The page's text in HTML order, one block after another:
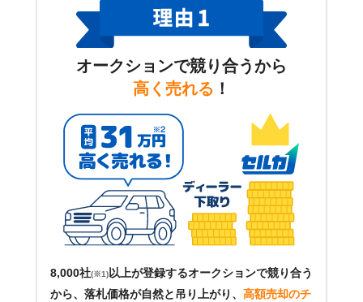
オークションで競り合うから
高く売れる ！
8,000社(※1) 以上が登録するオークションで競り合う
から、落札価格が自然と吊り上がり、 高額売却のチ